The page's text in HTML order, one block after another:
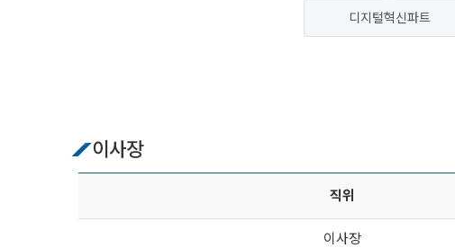
디지털혁신파트
이사장
직위
이사장